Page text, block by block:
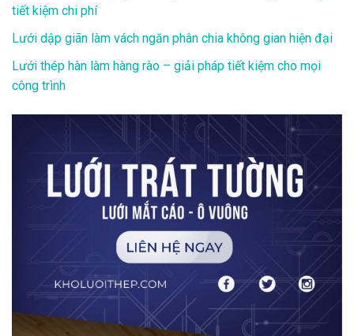
tiết kiệm chi phí
Lưới dập giãn làm vách ngăn phân chia không gian hiện đại
Lưới thép hàn làm hàng rào – giải pháp tiết kiệm cho mọi
công trình